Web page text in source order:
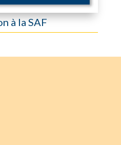
à la SAF